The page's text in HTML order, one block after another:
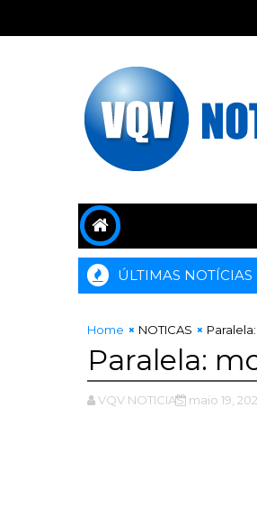
ÚLTIMAS NOTÍCIAS
Home NOTICAS
Paralela:
VQV NOTICIAS maio 19,